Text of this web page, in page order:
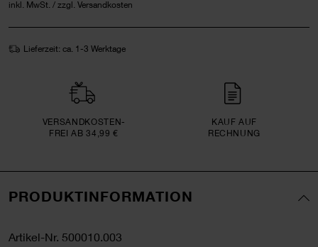
inkl. MwSt. / zzgl. Versandkosten
Lieferzeit: ca. 1-3 Werktage
VERSAND­KOSTEN­
FREI AB 34,99 €
KAUF AUF
RECHNUNG
PRODUKTINFORMATION
Artikel-Nr. 500010.003